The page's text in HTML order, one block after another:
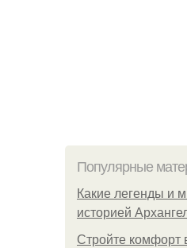
Популярные
Какие легенды и
историей
Стройте комфорт